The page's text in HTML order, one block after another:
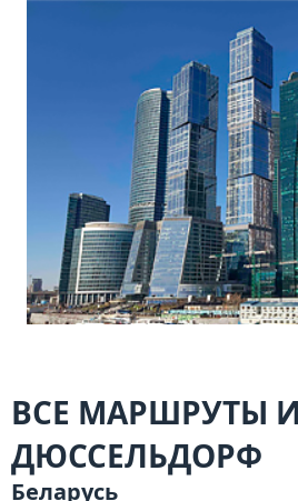
ВСЕ МАРШРУТЫ
ДЮССЕЛЬДОРФ
Беларусь